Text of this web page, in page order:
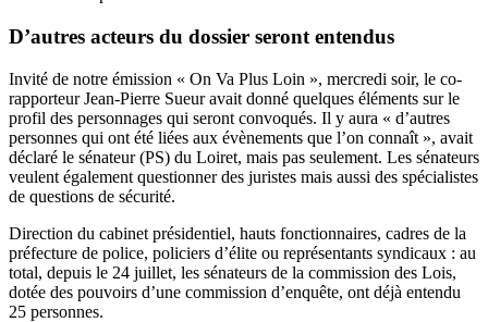
D’autres acteurs du dossier seront entendus
Invité de notre émission « On Va Plus Loin », mercredi soir, le co-
rapporteur Jean-Pierre Sueur avait donné quelques éléments sur le
profil des personnages qui seront convoqués. Il y aura « d’autres
personnes qui ont été liées aux évènements que l’on connaît », avait
déclaré le sénateur (PS) du Loiret, mais pas seulement. Les sénateurs
veulent également questionner des juristes mais aussi des spécialistes
de questions de sécurité.
Direction du cabinet présidentiel, hauts fonctionnaires, cadres de la
préfecture de police, policiers d’élite ou représentants syndicaux : au
total, depuis le 24 juillet, les sénateurs de la commission des Lois,
dotée des pouvoirs d’une commission d’enquête, ont déjà entendu
25 personnes.